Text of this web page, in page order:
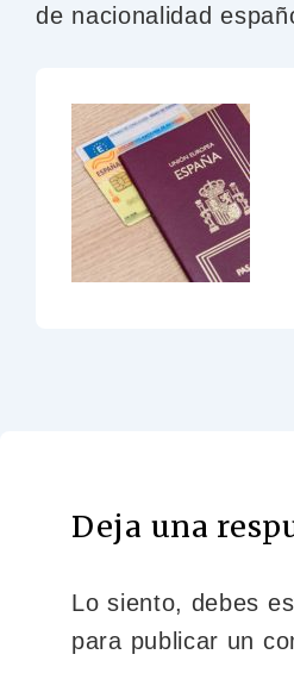
de nacionalidad
Deja una
Lo siento, debes
para publicar un